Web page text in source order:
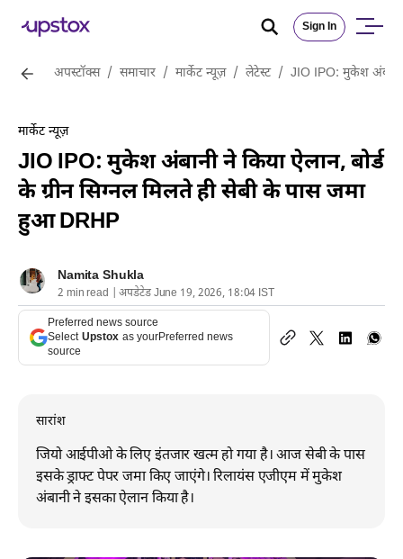
Sign In
अपस्टॉक्स / समाचार / मार्केट न्यूज़ / लेटेस्ट / JIO IPO: मुकेश अंबानी
मार्केट न्यूज़
JIO IPO: मुकेश अंबानी ने किया ऐलान, बोर्ड
के ग्रीन सिग्नल मिलते ही सेबी के पास जमा
हुआ DRHP
Namita Shukla
2 min read | अपडेटेड June 19, 2026, 18:04 IST
Preferred news source
Select Upstox as yourPreferred news
source
सारांश
जियो आईपीओ के लिए इंतजार खत्म हो गया है। आज सेबी के पास
इसके ड्राफ्ट पेपर जमा किए जाएंगे। रिलायंस एजीएम में मुकेश
अंबानी ने इसका ऐलान किया है।